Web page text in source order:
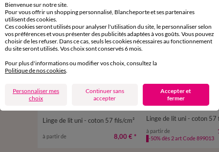
Linge de lit uni - coton 57 fils/cm²
à partir de 8,00 € *
Linge de lit uni - coton 57
à partir de
-50% dès 2 art Code 899013
Bienvenue sur notre site.
Pour vous offrir un shopping personnalisé, Blancheporte et ses partenaires
utilisent des cookies.
Ces cookies seront utilisés pour analyser l'utilisation du site, le personnaliser selon
vos préférences et vous présenter des publicités adaptées à vos goûts. Vous pouvez
choisir de les refuser. Dans ce cas, seuls les cookies nécessaires au fonctionnement
du site seront utilisés. Vos choix sont conservés 6 mois.
Pour plus d'informations ou modifier vos choix, consultez la
Politique de nos cookies
Personnaliser mes
choix
Continuer sans
accepter
Accepter et
fermer